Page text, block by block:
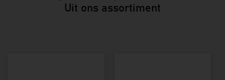
Uit ons assortiment